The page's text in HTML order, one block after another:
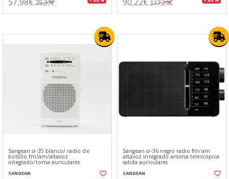
75,37€ 117,29€
Sangean sr-35 blanco/ radio de
bolsillo fm/am/altavoz
integrado/toma auriculares
SANGEAN
Sangean sr-36 negro radio fm/am
altavoz integrado antena telescópica
salida auriculares
SANGEAN